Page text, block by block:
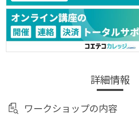
詳細情報
ワークショップの内容